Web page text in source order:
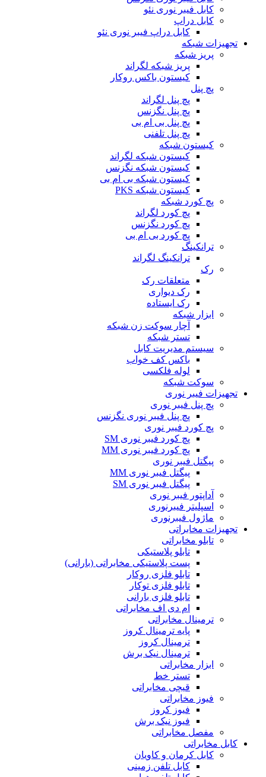
کابل فیبر نوری نئو
کابل دراپ
کابل دراپ فیبر نوری نئو
تجهیزات شبکه
پریز شبکه
پریز شبکه لگراند
کیستون باکس روکار
پچ پنل
پچ پنل لگراند
پچ پنل نگزنس
پچ پنل بی ام بی
پچ پنل تلفنی
کیستون شبکه
کیستون شبکه لگراند
کیستون شبکه نگزنس
کیستون شبکه بی ام بی
کیستون شبکه PKS
پچ کورد شبکه
پچ کورد لگراند
پچ کورد نگزنس
پچ کورد بی ام بی
ترانکینگ
ترانکینگ لگراند
رک
متعلقات رک
رک دیواری
رک ایستاده
ابزار شبکه
آچار سوکت زن شبکه
تستر شبکه
سیستم مدیریت کابل
باکس کف خواب
لوله فلکسی
سوکت شبکه
تجهیزات فیبر نوری
پچ پنل فیبر نوری
پچ پنل فیبر نوری نگزنس
پچ کورد فیبر نوری
پچ کورد فیبر نوری SM
پچ کورد فیبر نوری MM
پیگتل فیبر نوری
پیگتل فیبر نوری MM
پیگتل فیبر نوری SM
آداپتور فیبر نوری
اسپلیتر فیبرنوری
ماژول فیبرنوری
تجهیزات مخابراتی
تابلو مخابراتی
تابلو پلاستیکی
پست پلاستیکی مخابراتی (بارانی)
تابلو فلزی روکار
تابلو فلزی توکار
تابلو فلزی بارانی
ام دی اف مخابراتی
ترمینال مخابراتی
پایه ترمینال کروز
ترمینال کروز
ترمینال نیک برش
ابزار مخابراتی
تستر خط
قیچی مخابراتی
فیوز مخابراتی
فیوز کروز
فیوز نیک برش
مفصل مخابراتی
کابل مخابراتی
کابل کرمان و کاویان
کابل تلفن زمینی